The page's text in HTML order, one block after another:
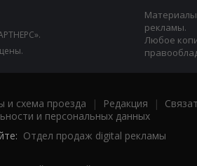
рекламы.
Любое
и схема проезда | Редакция |
и персональных данных
Отдел продаж digital рекламы